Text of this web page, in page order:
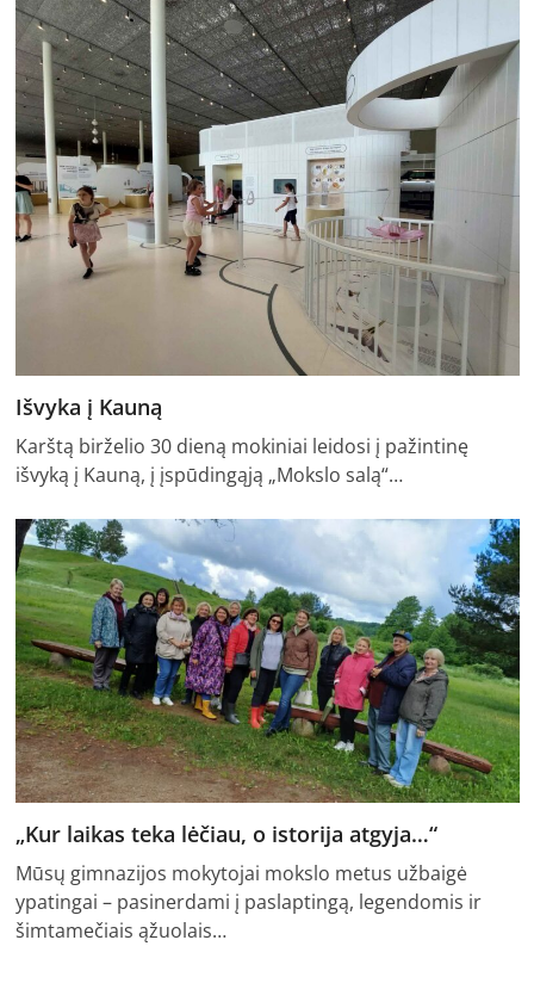
Išvyka į Kauną
Karštą birželio 30 dieną mokiniai leidosi į pažintinę
išvyką į Kauną, į įspūdingąją „Mokslo salą“…
„Kur laikas teka lėčiau, o istorija atgyja…“
Mūsų gimnazijos mokytojai mokslo metus užbaigė
ypatingai – pasinerdami į paslaptingą, legendomis ir
šimtamečiais ąžuolais…